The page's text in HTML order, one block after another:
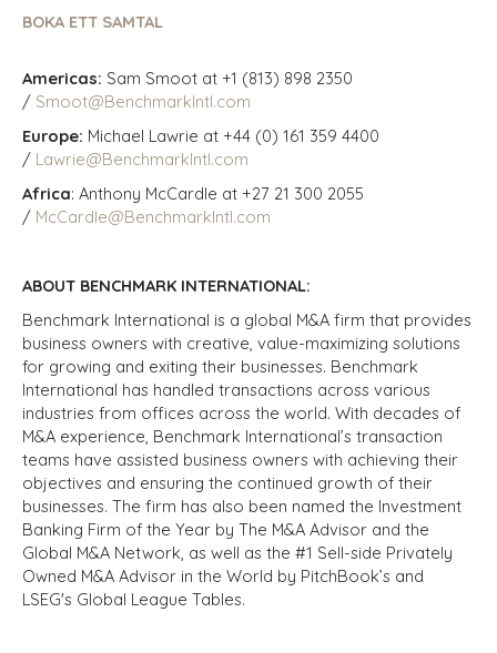
BOKA ETT SAMTAL
Americas: Sam Smoot at +1 (813) 898 2350
/ Smoot@BenchmarkIntl.com
Europe: Michael Lawrie at +44 (0) 161 359 4400
/ Lawrie@BenchmarkIntl.com
Africa: Anthony McCardle at +27 21 300 2055
/ McCardle@BenchmarkIntl.com
ABOUT BENCHMARK INTERNATIONAL:
Benchmark International is a global M&A firm that provides
business owners with creative, value-maximizing solutions
for growing and exiting their businesses. Benchmark
International has handled transactions across various
industries from offices across the world. With decades of
M&A experience, Benchmark International’s transaction
teams have assisted business owners with achieving their
objectives and ensuring the continued growth of their
businesses. The firm has also been named the Investment
Banking Firm of the Year by The M&A Advisor and the
Global M&A Network, as well as the #1 Sell-side Privately
Owned M&A Advisor in the World by PitchBook’s and
LSEG's Global League Tables.